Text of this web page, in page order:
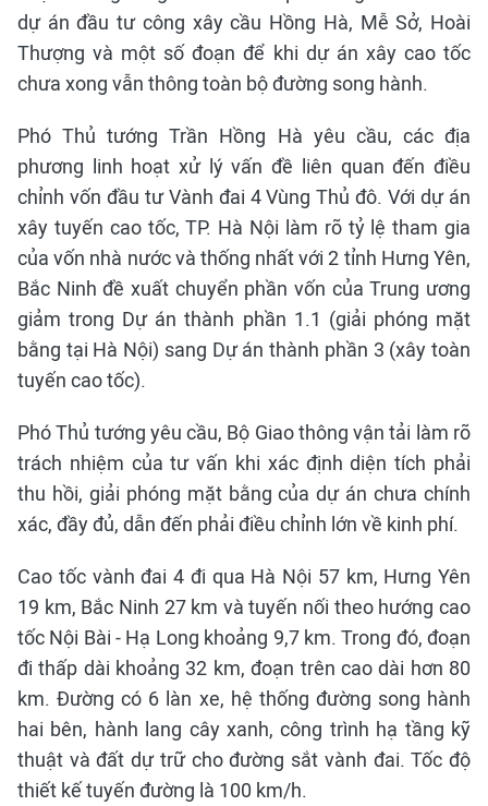
dự án đầu tư công xây cầu Hồng Hà, Mễ Sở, Hoài
Thượng và một số đoạn để khi dự án xây cao tốc
chưa xong vẫn thông toàn bộ đường song hành.
Phó Thủ tướng Trần Hồng Hà yêu cầu, các địa
phương linh hoạt xử lý vấn đề liên quan đến điều
chỉnh vốn đầu tư Vành đai 4 Vùng Thủ đô. Với dự án
xây tuyến cao tốc, TP. Hà Nội làm rõ tỷ lệ tham gia
của vốn nhà nước và thống nhất với 2 tỉnh Hưng Yên,
Bắc Ninh đề xuất chuyển phần vốn của Trung ương
giảm trong Dự án thành phần 1.1 (giải phóng mặt
bằng tại Hà Nội) sang Dự án thành phần 3 (xây toàn
tuyến cao tốc).
Phó Thủ tướng yêu cầu, Bộ Giao thông vận tải làm rõ
trách nhiệm của tư vấn khi xác định diện tích phải
thu hồi, giải phóng mặt bằng của dự án chưa chính
xác, đầy đủ, dẫn đến phải điều chỉnh lớn về kinh phí.
Cao tốc vành đai 4 đi qua Hà Nội 57 km, Hưng Yên
19 km, Bắc Ninh 27 km và tuyến nối theo hướng cao
tốc Nội Bài - Hạ Long khoảng 9,7 km. Trong đó, đoạn
đi thấp dài khoảng 32 km, đoạn trên cao dài hơn 80
km. Đường có 6 làn xe, hệ thống đường song hành
hai bên, hành lang cây xanh, công trình hạ tầng kỹ
thuật và đất dự trữ cho đường sắt vành đai. Tốc độ
thiết kế tuyến đường là 100 km/h.